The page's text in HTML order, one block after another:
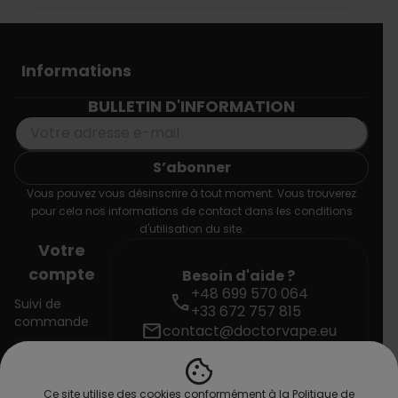
cookie
Ce site utilise des cookies conformément à la Politique de
Informations
BULLETIN D'INFORMATION
Vous pouvez vous désinscrire à tout moment. Vous trouverez
pour cela nos informations de contact dans les conditions
d'utilisation du site.
Votre
compte
Suivi de
commande
Besoin d'aide ?
call+48 699 570 064
+33 672 757 815
mailcontact@doctorvape.eu